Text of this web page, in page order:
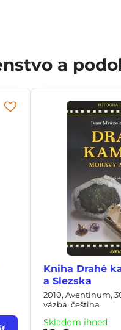
a
Kniha Drahé
a Slezska
2010, Aventinum,
väzba, čeština
Skladom ihneď